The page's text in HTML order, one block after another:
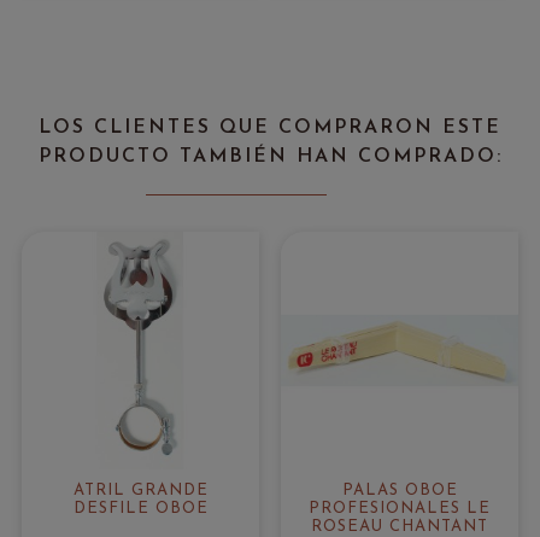
LOS CLIENTES QUE COMPRARON ESTE
PRODUCTO TAMBIÉN HAN COMPRADO:
ATRIL GRANDE
DESFILE OBOE
PALAS OBOE
PROFESIONALES LE
ROSEAU CHANTANT